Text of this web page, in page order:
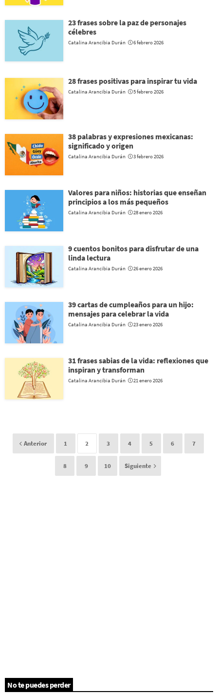
23 frases sobre la paz de personajes
célebres
Catalina Arancibia Durán 6 febrero 2026
28 frases positivas para inspirar tu vida
Catalina Arancibia Durán 5 febrero 2026
38 palabras y expresiones mexicanas:
significado y origen
Catalina Arancibia Durán 3 febrero 2026
Valores para niños: historias que enseñan
principios a los más pequeños
Catalina Arancibia Durán 28 enero 2026
9 cuentos bonitos para disfrutar de una
linda lectura
Catalina Arancibia Durán 26 enero 2026
39 cartas de cumpleaños para un hijo:
mensajes para celebrar la vida
Catalina Arancibia Durán 23 enero 2026
31 frases sabias de la vida: reflexiones que
inspiran y transforman
Catalina Arancibia Durán 21 enero 2026
Anterior 1 2 3 4 5 6 7
8 9 10 Siguiente
No te puedes perder